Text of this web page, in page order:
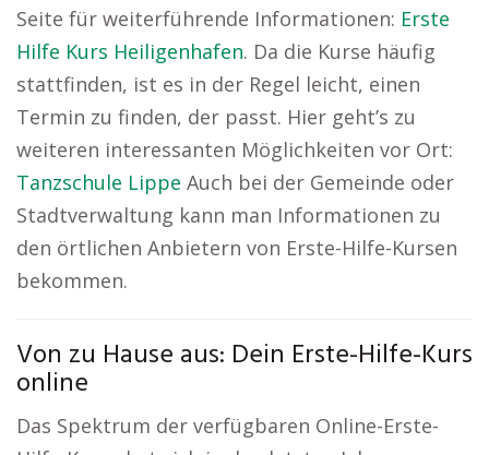
Seite für weiterführende Informationen: Erste
Hilfe Kurs Heiligenhafen. Da die Kurse häufig
stattfinden, ist es in der Regel leicht, einen
Termin zu finden, der passt. Hier geht’s zu
weiteren interessanten Möglichkeiten vor Ort:
Tanzschule Lippe Auch bei der Gemeinde oder
Stadtverwaltung kann man Informationen zu
den örtlichen Anbietern von Erste-Hilfe-Kursen
bekommen.
Von zu Hause aus: Dein Erste-Hilfe-Kurs
online
Das Spektrum der verfügbaren Online-Erste-